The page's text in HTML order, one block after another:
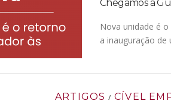
Chegamos a
Nova unidade é
a inauguração
ARTIGOS /CÍVEL